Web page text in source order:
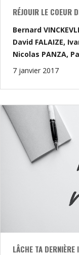
RÉJOUIR LE COEUR
Bernard
David FALAIZE,
Nicolas PANZA,
7 janvier 2017
LÂCHE TA DERNIÈRE